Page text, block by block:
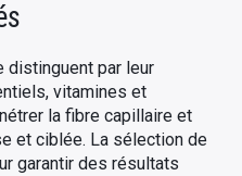
distinguent par leur
vitamines et
la fibre capillaire et
et ciblée. La sélection de
garantir des résultats